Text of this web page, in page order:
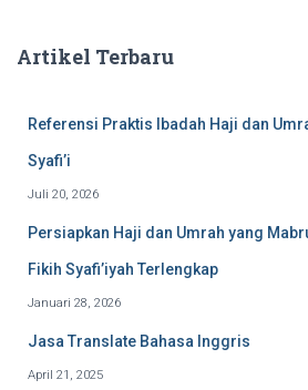
Artikel Terbaru
Referensi Praktis Ibadah Haji dan
Syafi’i
Juli 20, 2026
Persiapkan Haji dan Umrah yang
Fikih Syafi’iyah Terlengkap
Januari 28, 2026
Jasa Translate Bahasa Inggris
April 21, 2025